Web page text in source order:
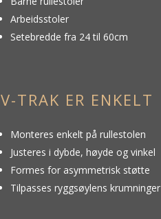
Arbeidsstoler
Setebredde fra 24 til 60cm
V-TRAK ER ENKELT
Monteres enkelt på rullestolen
Justeres i dybde, høyde og vinkel
Formes for asymmetrisk støtte
Tilpasses ryggsøylens krumninger